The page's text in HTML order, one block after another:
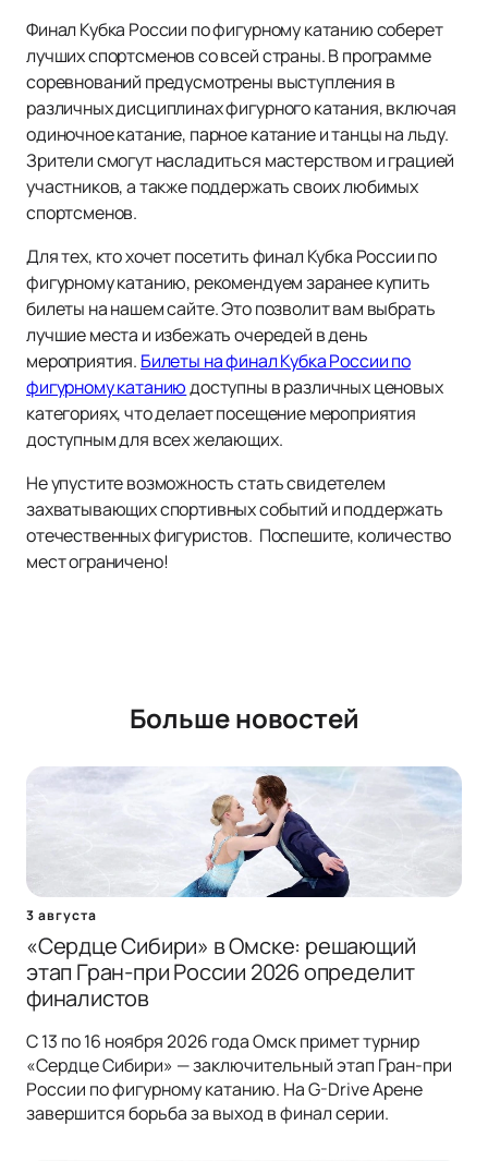
Финал Кубка России по фигурному катанию соберет
лучших спортсменов со всей страны. В программе
соревнований предусмотрены выступления в
различных дисциплинах фигурного катания, включая
одиночное катание, парное катание и танцы на льду.
Зрители смогут насладиться мастерством и грацией
участников, а также поддержать своих любимых
спортсменов.
Для тех, кто хочет посетить финал Кубка России по
фигурному катанию, рекомендуем заранее купить
билеты на нашем сайте. Это позволит вам выбрать
лучшие места и избежать очередей в день
мероприятия. Билеты на финал Кубка России по
фигурному катаниюдоступны в различных ценовых
категориях, что делает посещение мероприятия
доступным для всех желающих.
Не упустите возможность стать свидетелем
захватывающих спортивных событий и поддержать
отечественных фигуристов. Поспешите, количество
мест ограничено!
Больше новостей
3 августа
«Сердце Сибири» в Омске: решающий
этап Гран-при России 2026 определит
финалистов
С 13 по 16 ноября 2026 года Омск примет турнир
«Сердце Сибири» — заключительный этап Гран-при
России по фигурному катанию. На G-Drive Арене
завершится борьба за выход в финал серии.